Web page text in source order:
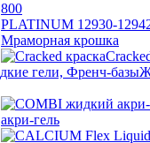
800
PLATINUM 12930-
Мраморная крошка
акри-гель